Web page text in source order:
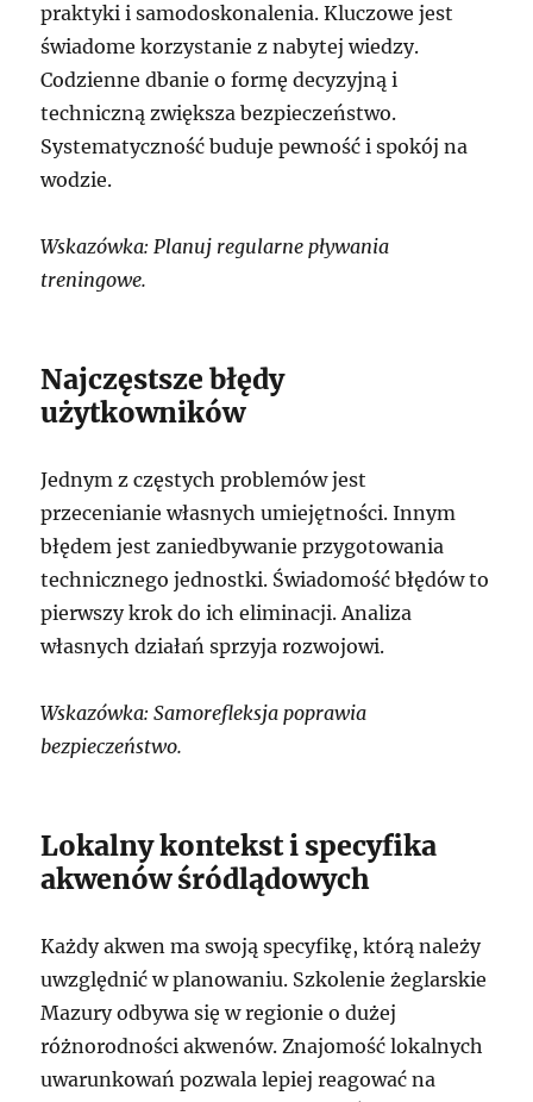
praktyki i samodoskonalenia. Kluczowe jest
świadome korzystanie z nabytej wiedzy.
Codzienne dbanie o formę decyzyjną i
techniczną zwiększa bezpieczeństwo.
Systematyczność buduje pewność i spokój na
wodzie.
Wskazówka: Planuj regularne pływania
treningowe.
Najczęstsze błędy
użytkowników
Jednym z częstych problemów jest
przecenianie własnych umiejętności. Innym
błędem jest zaniedbywanie przygotowania
technicznego jednostki. Świadomość błędów to
pierwszy krok do ich eliminacji. Analiza
własnych działań sprzyja rozwojowi.
Wskazówka: Samorefleksja poprawia
bezpieczeństwo.
Lokalny kontekst i specyfika
akwenów śródlądowych
Każdy akwen ma swoją specyfikę, którą należy
uwzględnić w planowaniu. Szkolenie żeglarskie
Mazury odbywa się w regionie o dużej
różnorodności akwenów. Znajomość lokalnych
uwarunkowań pozwala lepiej reagować na